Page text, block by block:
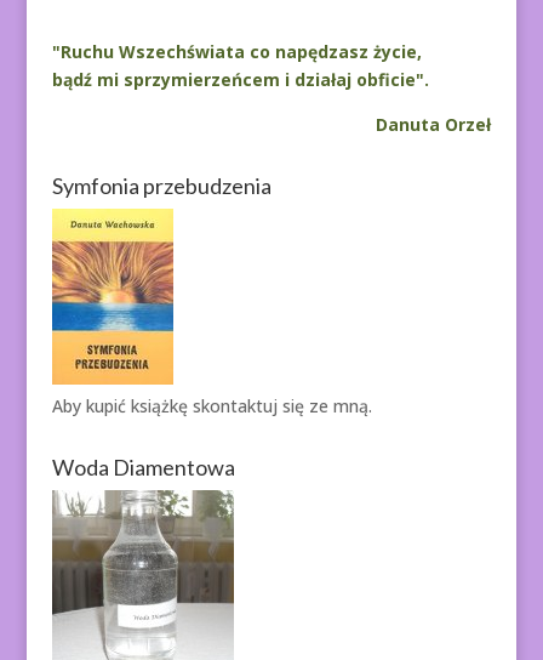
"Ruchu Wszechświata co napędzasz życie,
bądź mi sprzymierzeńcem i działaj obficie".
Danuta Orzeł
Symfonia przebudzenia
Aby kupić książkę skontaktuj się ze mną.
Woda Diamentowa